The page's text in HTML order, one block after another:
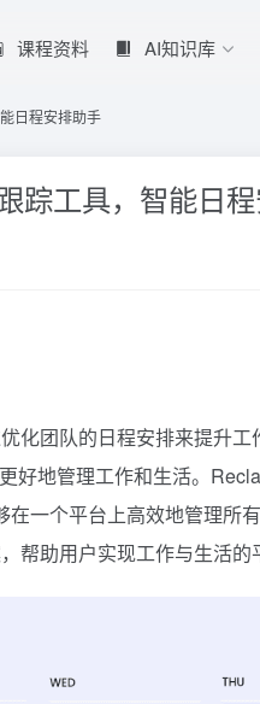
课程资料 AI知识库
日程安排助手
踪工具，智能日
化团队的日程安排来提升
地管理工作和生活。
一个平台上高效地管理所
帮助用户实现工作与生活的